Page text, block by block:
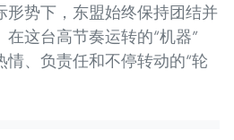
形势下，东盟始终保持团结并
这台高节奏运转的“机器”
、负责任和不停转动的“轮